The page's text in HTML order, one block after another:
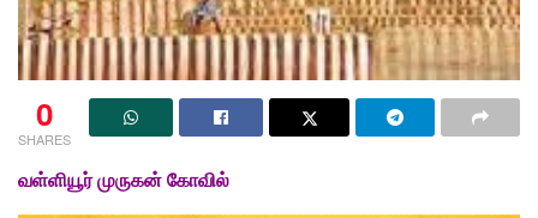
0
SHARES
வள்ளியூர் முருகன் கோவில்